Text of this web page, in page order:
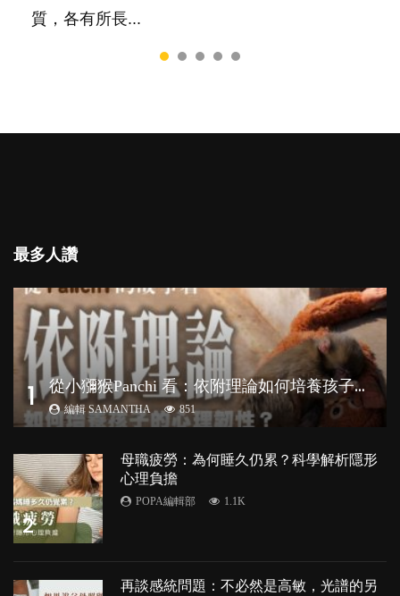
質，各有所長...
最多人讚
1 從
小獼猴Panchi 看：依附理論如何培養孩子心理韌性？
編輯 SAMANTHA 851
2
母職疲勞：為何睡久仍累？科學解析隱形
心理負擔
POPA編輯部 1.1K
再談感統問題：不必然是高敏，光譜的另